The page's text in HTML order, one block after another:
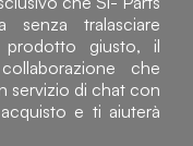
senza tralasciare
prodotto giusto, il
che
servizio di chat con
e ti aiuterà